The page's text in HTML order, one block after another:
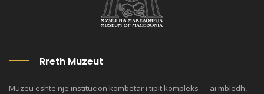
Rreth Muzeut
Muzeu është një institucion kombëtar i tipit kompleks — ai mbledh,